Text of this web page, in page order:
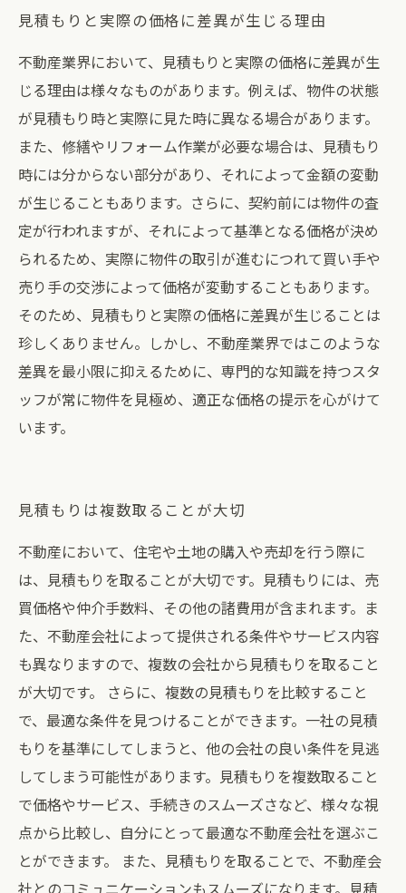
見積もりと実際の価格に差異が生じる理由
不動産業界において、見積もりと実際の価格に差異が生
じる理由は様々なものがあります。例えば、物件の状態
が見積もり時と実際に見た時に異なる場合があります。
また、修繕やリフォーム作業が必要な場合は、見積もり
時には分からない部分があり、それによって金額の変動
が生じることもあります。さらに、契約前には物件の査
定が行われますが、それによって基準となる価格が決め
られるため、実際に物件の取引が進むにつれて買い手や
売り手の交渉によって価格が変動することもあります。
そのため、見積もりと実際の価格に差異が生じることは
珍しくありません。しかし、不動産業界ではこのような
差異を最小限に抑えるために、専門的な知識を持つスタ
ッフが常に物件を見極め、適正な価格の提示を心がけて
います。
見積もりは複数取ることが大切
不動産において、住宅や土地の購入や売却を行う際に
は、見積もりを取ることが大切です。見積もりには、売
買価格や仲介手数料、その他の諸費用が含まれます。ま
た、不動産会社によって提供される条件やサービス内容
も異なりますので、複数の会社から見積もりを取ること
が大切です。 さらに、複数の見積もりを比較すること
で、最適な条件を見つけることができます。一社の見積
もりを基準にしてしまうと、他の会社の良い条件を見逃
してしまう可能性があります。見積もりを複数取ること
で価格やサービス、手続きのスムーズさなど、様々な視
点から比較し、自分にとって最適な不動産会社を選ぶこ
とができます。 また、見積もりを取ることで、不動産会
社とのコミュニケーションもスムーズになります。見積